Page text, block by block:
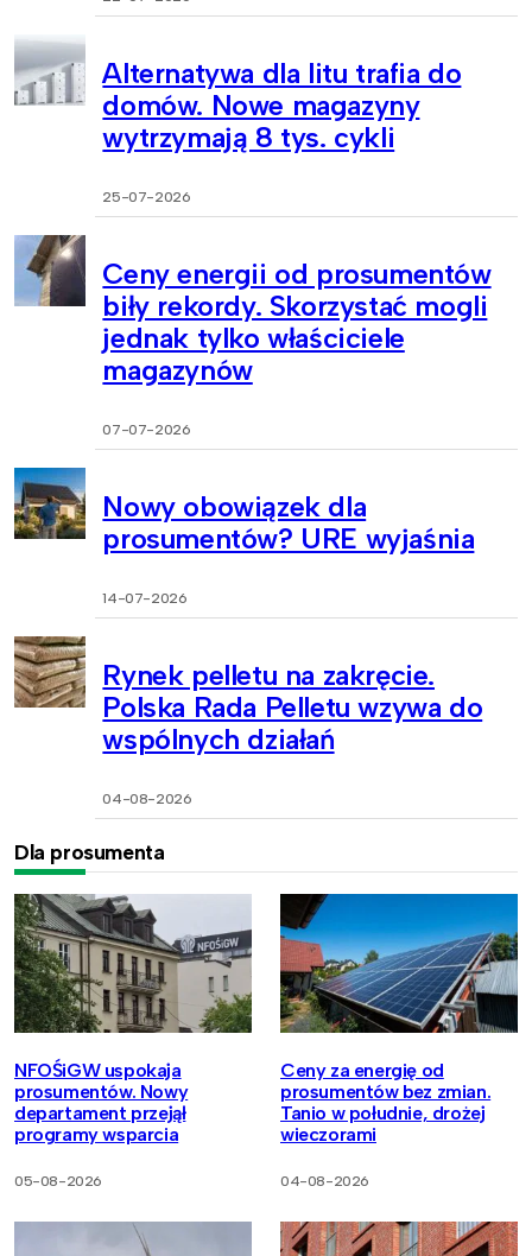
Alternatywa dla litu trafia do
domów. Nowe magazyny
wytrzymają 8 tys. cykli
25-07-2026
Ceny energii od prosumentów
biły rekordy. Skorzystać mogli
jednak tylko właściciele
magazynów
07-07-2026
Nowy obowiązek dla
prosumentów? URE wyjaśnia
14-07-2026
Rynek pelletu na zakręcie.
Polska Rada Pelletu wzywa do
wspólnych działań
04-08-2026
Dla prosumenta
NFOŚiGW uspokaja
prosumentów. Nowy
departament przejął
programy wsparcia
05-08-2026
Ceny za energię od
prosumentów bez zmian.
Tanio w południe, drożej
wieczorami
04-08-2026